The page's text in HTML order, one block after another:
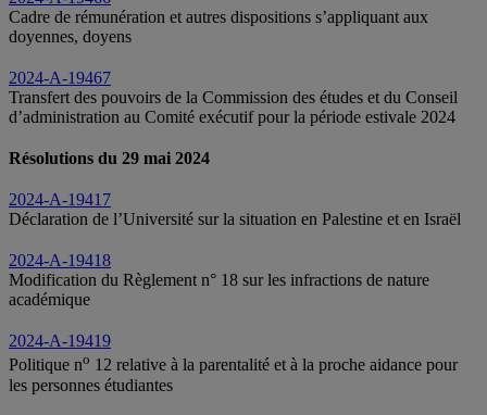
Cadre de rémunération et autres dispositions s’appliquant aux
doyennes, doyens
2024-A-19467
Transfert des pouvoirs de la Commission des études et du Conseil
d’administration au Comité exécutif pour la période estivale 2024
Résolutions du 29 mai 2024
2024-A-19417
Déclaration de l’Université sur la situation en Palestine et en Israël
2024-A-19418
Modification du Règlement n° 18 sur les infractions de nature
académique
2024-A-19419
Politique no 12 relative à la parentalité et à la proche aidance pour
les personnes étudiantes